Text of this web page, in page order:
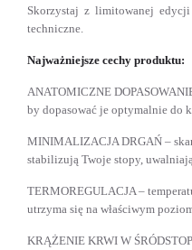
Skorzystaj z limitowanej
techniczne.
Najważniejsze cechy produktu:
ANATOMICZNE
by dopasować je optymalnie do
MINIMALIZACJA DRGAŃ –
stabilizują Twoje stopy,
TERMOREGULACJA –
utrzyma się na właściwym
KRĄŻENIE KRWI W